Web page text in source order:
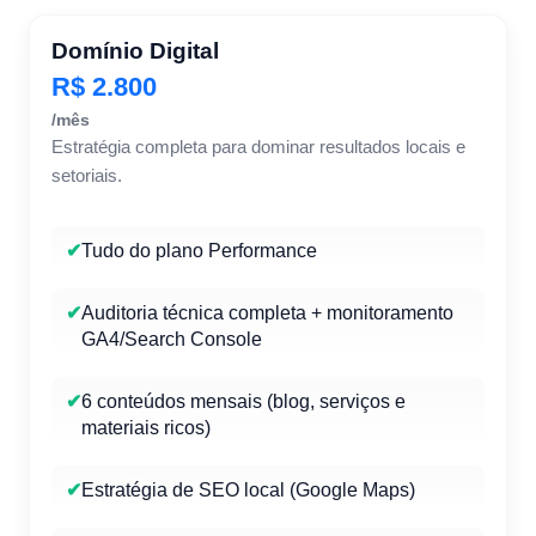
Domínio Digital
R$ 2.800
/mês
Estratégia completa para dominar resultados locais e
setoriais.
✔Tudo do plano Performance
✔Auditoria técnica completa + monitoramento
GA4/Search Console
✔6 conteúdos mensais (blog, serviços e
materiais ricos)
✔Estratégia de SEO local (Google Maps)